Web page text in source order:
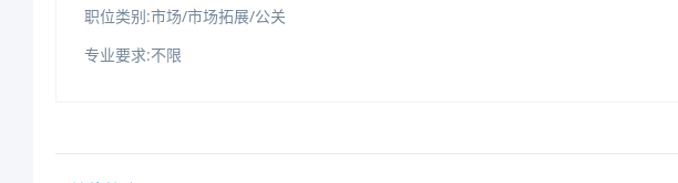
职位类别:市场/市场拓展/公关
专业要求:不限